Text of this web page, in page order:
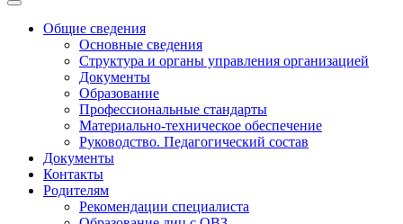
Toggle
navigationОбщие сведения
Основные сведения
Структура и органы управления организацией
Документы
Образование
Профессиональные стандарты
Материально-техническое обеспечение
Руководство. Педагогический состав
Документы
Контакты
Родителям
Рекомендации специалиста